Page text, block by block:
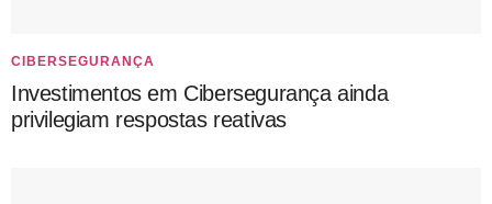
CIBERSEGURANÇA
Investimentos em Cibersegurança ainda
privilegiam respostas reativas